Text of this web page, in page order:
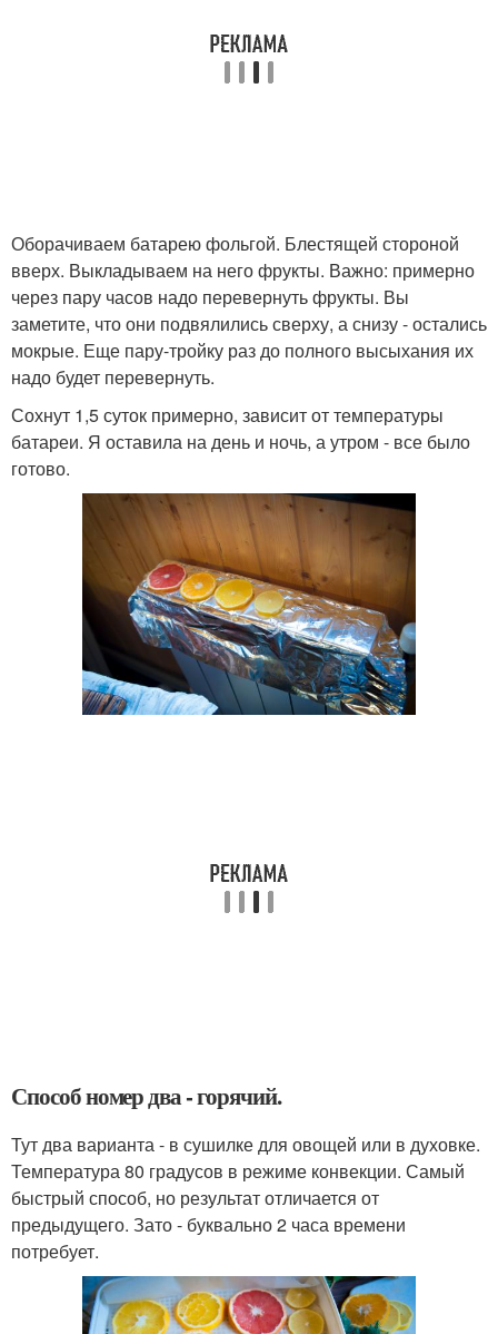
Оборачиваем батарею фольгой. Блестящей стороной
вверх. Выкладываем на него фрукты. Важно: примерно
через пару часов надо перевернуть фрукты. Вы
заметите, что они подвялились сверху, а снизу - остались
мокрые. Еще пару-тройку раз до полного высыхания их
надо будет перевернуть.
Сохнут 1,5 суток примерно, зависит от температуры
батареи. Я оставила на день и ночь, а утром - все было
готово.
Способ номер два - горячий.
Тут два варианта - в сушилке для овощей или в духовке.
Температура 80 градусов в режиме конвекции. Самый
быстрый способ, но результат отличается от
предыдущего. Зато - буквально 2 часа времени
потребует.